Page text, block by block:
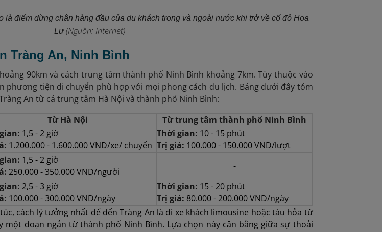
là điểm dừng chân hàng đầu của du khách trong và ngoài nước khi trở về cố đô Hoa
Lư(Nguồn: Internet)
Tràng An, Ninh Bình
90km và cách trung tâm thành phố Ninh Bình khoảng 7km. Tùy thuộc vào
phương tiện di chuyển phù hợp với mọi phong cách du lịch. Bảng dưới đây tóm
An từ cả trung tâm Hà Nội và thành phố Ninh Bình:
Từ Hà Nội
Từ trung tâm thành phố Ninh Bình
1,5 - 2 giờ
1.200.000 - 1.600.000 VND/xe/ chuyến
Thời gian: 10 - 15 phút
Trị giá: 100.000 - 150.000 VND/lượt
1,5 - 2 giờ
250.000 - 350.000 VND/người
-
2,5 - 3 giờ
100.000 - 300.000 VND/ngày
Thời gian: 15 - 20 phút
Trị giá: 80.000 - 200.000 VND/ngày
cách lý tưởng nhất để đến Tràng An là đi xe khách limousine hoặc tàu hỏa từ
một đoạn ngắn từ thành phố Ninh Bình. Lựa chọn này cân bằng giữa sự thoải